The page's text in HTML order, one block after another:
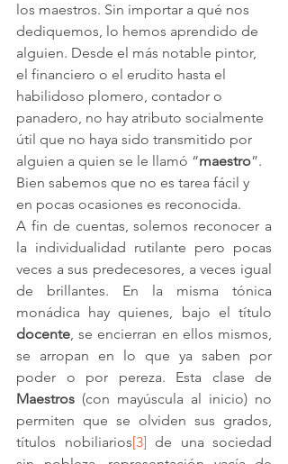
los maestros. Sin importar a qué nos
dediquemos, lo hemos aprendido de
alguien. Desde el más notable pintor,
el financiero o el erudito hasta el
habilidoso plomero, contador o
panadero, no hay atributo socialmente
útil que no haya sido transmitido por
alguien a quien se le llamó “maestro”.
Bien sabemos que no es tarea fácil y
en pocas ocasiones es reconocida.
A fin de cuentas, solemos reconocer a
la individualidad rutilante pero pocas
veces a sus predecesores, a veces igual
de brillantes. En la misma tónica
docente, se encierran en ellos mismos,
se arropan en lo que ya saben por
Maestros (con mayúscula al inicio) no
permiten que se olviden sus grados,
títulos nobiliarios[3] de una sociedad